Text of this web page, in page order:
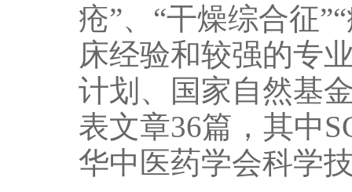
疮”、“干燥综合征
床经验和较强的专
计划、国家自然基
表文章36篇，其中
华中医药学会科学